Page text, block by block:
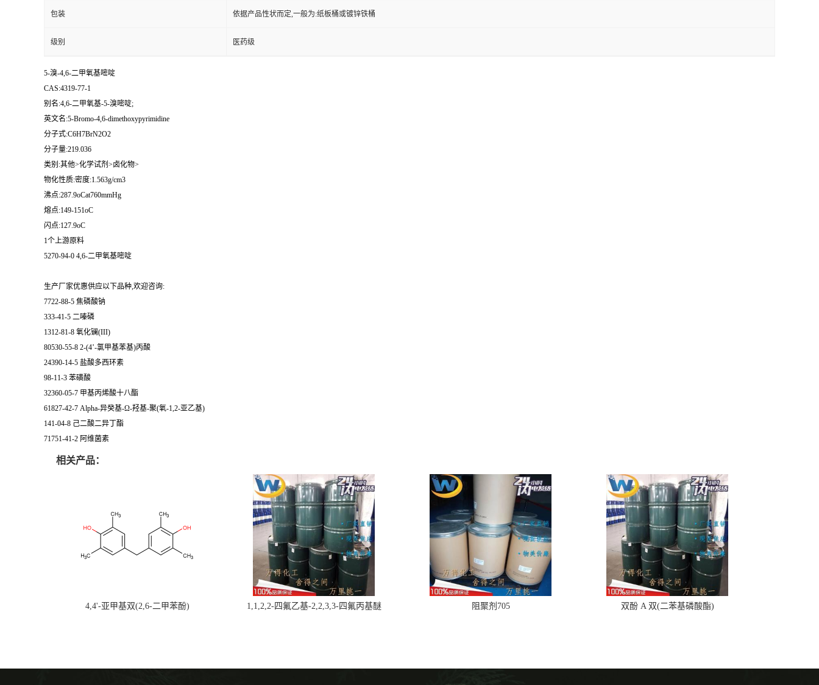
包装 依据产品性状而定,一般为:纸板桶或镀锌铁桶
级别 医药级
5-溴-4,6-二甲氧基嘧啶
CAS:4319-77-1
别名:4,6-二甲氧基-5-溴嘧啶;
英文名:5-Bromo-4,6-dimethoxypyrimidine
分子式:C6H7BrN2O2
分子量:219.036
类别:其他>化学试剂>卤化物>
物化性质:密度:1.563g/cm3
沸点:287.9oCat760mmHg
熔点:149-151oC
闪点:127.9oC
1个上游原料
5270-94-0 4,6-二甲氧基嘧啶
生产厂家优惠供应以下品种,欢迎咨询:
7722-88-5 焦磷酸钠
333-41-5 二嗪磷
1312-81-8 氧化镧(III)
80530-55-8 2-(4’-氯甲基苯基)丙酸
24390-14-5 盐酸多西环素
98-11-3 苯磺酸
32360-05-7 甲基丙烯酸十八酯
61827-42-7 Alpha-异癸基-Ω-羟基-聚(氧-1,2-亚乙基)
141-04-8 己二酸二异丁酯
71751-41-2 阿维菌素
相关产品：
4,4'-亚甲基双(2,6-二甲苯酚) 1,1,2,2-四氟乙基-2,2,3,3-四氟丙基醚 阻聚剂705 双酚 A 双(二苯基磷酸酯)